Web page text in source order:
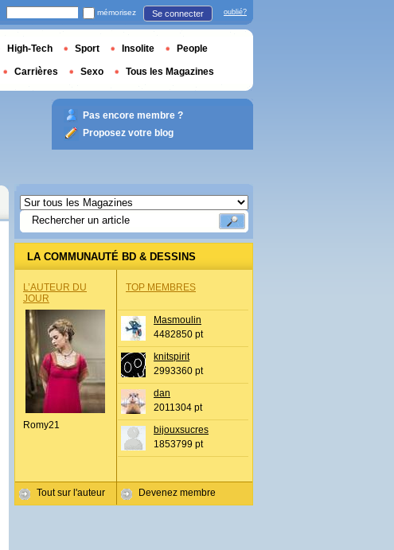
LA COMMUNAUTÉ BD & DESSINS
L’AUTEUR DU
JOUR
Romy21
Tout sur l'auteur
TOP MEMBRES
Masmoulin
4482850 pt
knitspirit
2993360 pt
dan
2011304 pt
bijouxsucres
1853799 pt
Devenez membre
mémorisez Se connecter oublié?
High-Tech Sport Insolite People
Carrières Sexo Tous les Magazines
Pas encore membre ?
Proposez votre blog